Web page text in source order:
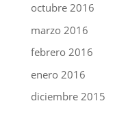
octubre 2016
marzo 2016
febrero 2016
enero 2016
diciembre 2015